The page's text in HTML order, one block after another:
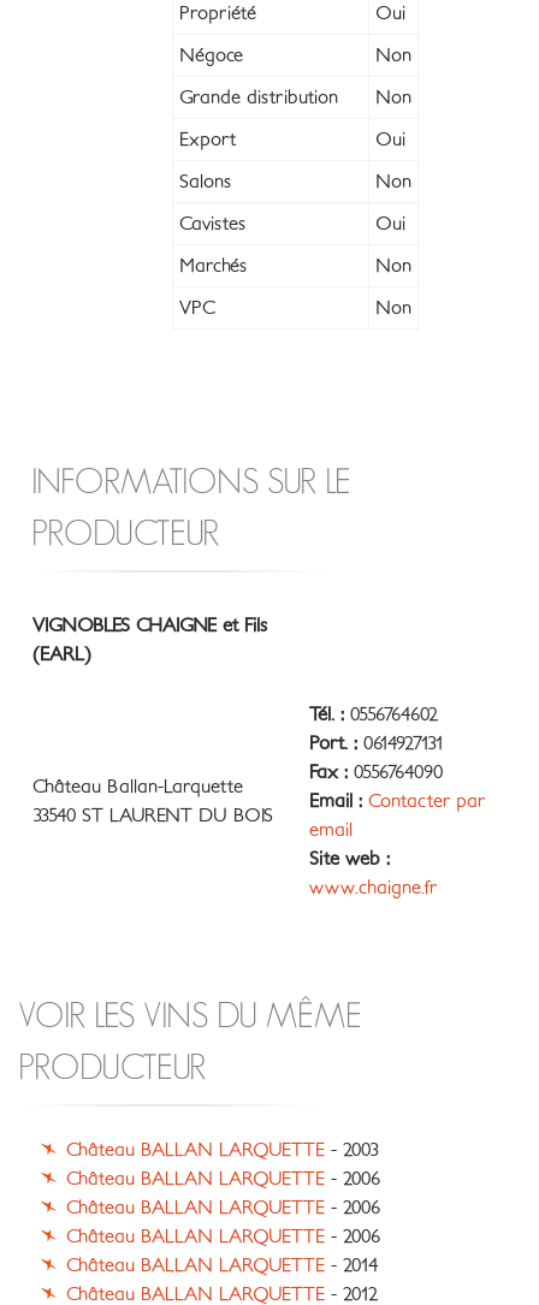
Propriété Oui
Négoce Non
Grande distribution Non
Export Oui
Salons Non
Cavistes Oui
Marchés Non
VPC Non
INFORMATIONS SUR LE
PRODUCTEUR
VIGNOBLES CHAIGNE et Fils
(EARL)
Château Ballan-Larquette
33540 ST LAURENT DU BOIS
Tél. : 0556764602
Port. : 0614927131
Fax : 0556764090
Email : Contacter par
email
Site web :
www.chaigne.fr
VOIR LES VINS DU MÊME
PRODUCTEUR
Château BALLAN LARQUETTE - 2003
Château BALLAN LARQUETTE - 2006
Château BALLAN LARQUETTE - 2006
Château BALLAN LARQUETTE - 2006
Château BALLAN LARQUETTE - 2014
Château BALLAN LARQUETTE - 2012